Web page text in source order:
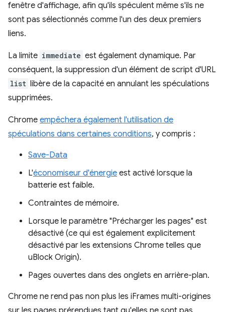
fenêtre d'affichage, afin qu'ils spéculent même s'ils ne
sont pas sélectionnés comme l'un des deux premiers
liens.
La limite immediate est également dynamique. Par
conséquent, la suppression d'un élément de script d'URL
list libère de la capacité en annulant les spéculations
supprimées.
Chrome empêchera également l'utilisation de
spéculations dans certaines conditions, y compris :
Save-Data
L'économiseur d'énergie est activé lorsque la
batterie est faible.
Contraintes de mémoire.
Lorsque le paramètre "Précharger les pages" est
désactivé (ce qui est également explicitement
désactivé par les extensions Chrome telles que
uBlock Origin).
Pages ouvertes dans des onglets en arrière-plan.
Chrome ne rend pas non plus les iFrames multi-origines